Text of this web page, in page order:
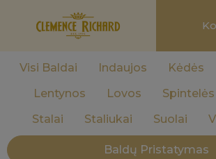
Visi Baldai Indaujos Kėdės
Lentynos
Lovos Spintelės
Stalai
Staliukai Suolai
Baldų Pristatymas